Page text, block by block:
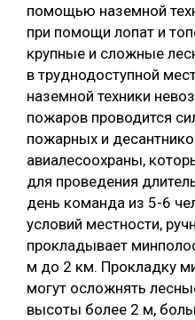
помощью наземной
при помощи лопат и
крупные и сложные
в труднодоступной
наземной техники
пожаров проводится
пожарных и
авиалесоохраны,
для проведения
день команда из 5-6
условий местности,
прокладывает
м до 2 км. Прокладку
могут осложнять
высоты более 2 м,